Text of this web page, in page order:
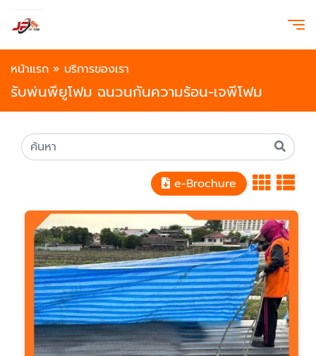
หน้าแรก » บริการของเรา
รับพ่นพียูโฟม ฉนวนกันความร้อน-เจพีโฟม
e-Brochure